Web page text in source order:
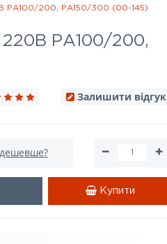
РА100/200, РА150/300 (00-145)
РА100/200,
Залишити відгук
Купити